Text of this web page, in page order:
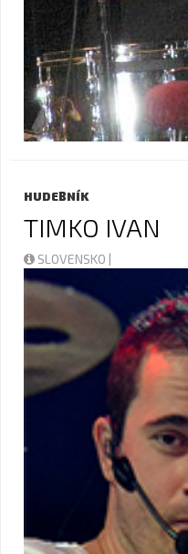
HUDEBNÍK
TIMKO IVAN
SLOVENSKO |